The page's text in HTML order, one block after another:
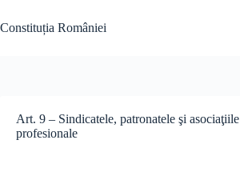
to
content
Constituția României
Art. 9 – Sindicatele, patronatele şi asociaţiile
profesionale